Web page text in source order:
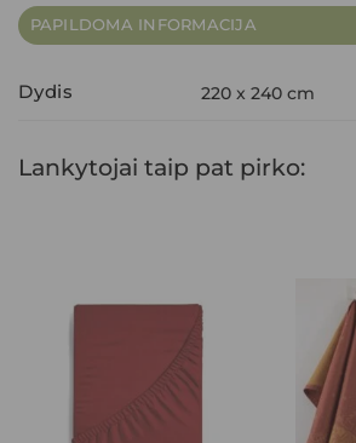
PAPILDOMA INFORMACIJA
Dydis 220 x 240 cm
Lankytojai taip pat pirko: